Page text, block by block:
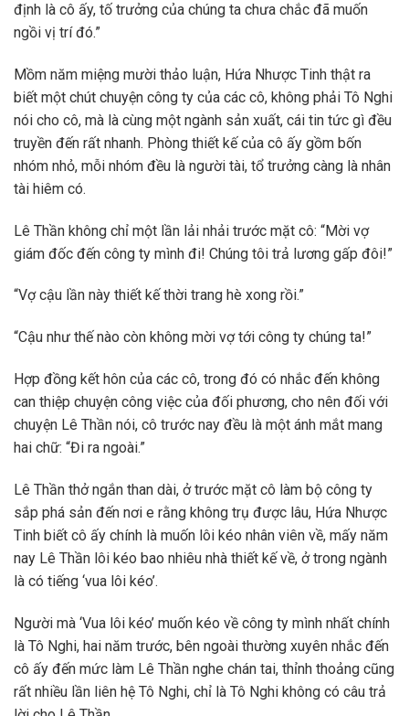
định là cô ấy, tố trưởng của chúng ta chưa chắc đã muốn
ngồi vị trí đó.”
Mồm năm miệng mười thảo luận, Hứa Nhược Tinh thật ra
biết một chút chuyện công ty của các cô, không phải Tô Nghi
nói cho cô, mà là cùng một ngành sản xuất, cái tin tức gì đều
truyền đến rất nhanh. Phòng thiết kế của cô ấy gồm bốn
nhóm nhỏ, mỗi nhóm đều là người tài, tổ trưởng càng là nhân
tài hiêm có.
Lê Thần không chỉ một lần lải nhải trước mặt cô: “Mời vợ
giám đốc đến công ty mình đi! Chúng tôi trả lương gấp đôi!”
“Vợ cậu lần này thiết kế thời trang hè xong rồi.”
“Cậu như thế nào còn không mời vợ tới công ty chúng ta!”
Hợp đồng kết hôn của các cô, trong đó có nhắc đến không
can thiệp chuyện công việc của đối phương, cho nên đối với
chuyện Lê Thần nói, cô trước nay đều là một ánh mắt mang
hai chữ: “Đi ra ngoài.”
Lê Thần thở ngắn than dài, ở trước mặt cô làm bộ công ty
sắp phá sản đến nơi e rằng không trụ được lâu, Hứa Nhược
Tinh biết cô ấy chính là muốn lôi kéo nhân viên về, mấy năm
nay Lê Thần lôi kéo bao nhiêu nhà thiết kế về, ở trong ngành
là có tiếng ‘vua lôi kéo’.
Người mà ‘Vua lôi kéo’ muốn kéo về công ty mình nhất chính
là Tô Nghi, hai năm trước, bên ngoài thường xuyên nhắc đến
cô ấy đến mức làm Lê Thần nghe chán tai, thỉnh thoảng cũng
rất nhiều lần liên hệ Tô Nghi, chỉ là Tô Nghi không có câu trả